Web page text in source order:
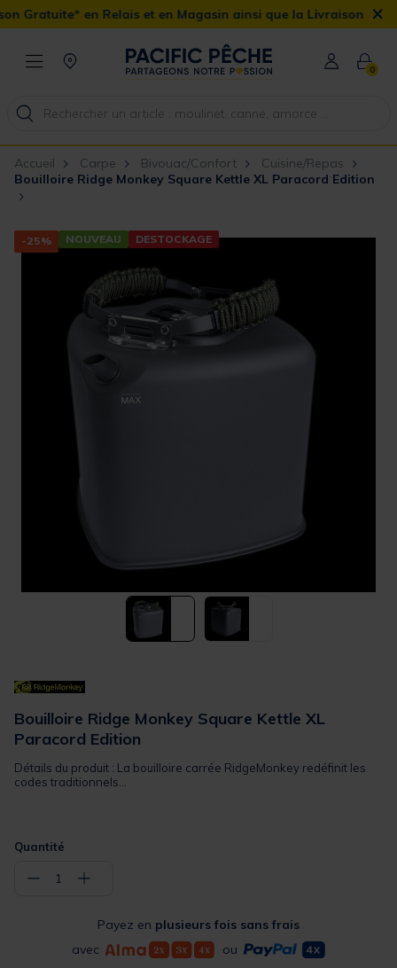
et en Magasin ainsi que la Livraison Domicile offerte dès
×
0
Accueil Carpe Bivouac/Confort
Cuisine/Repas
Bouilloire Ridge Monkey Square Kettle XL Paracord Edition
-25% NOUVEAU DESTOCKAGE
Bouilloire Ridge Monkey Square Kettle XL
Paracord Edition
Détails du produit : La bouilloire carrée RidgeMonkey redéfinit les
codes traditionnels...
Quantité
− 1 +
Payez en plusieurs fois sans frais
avec
ou